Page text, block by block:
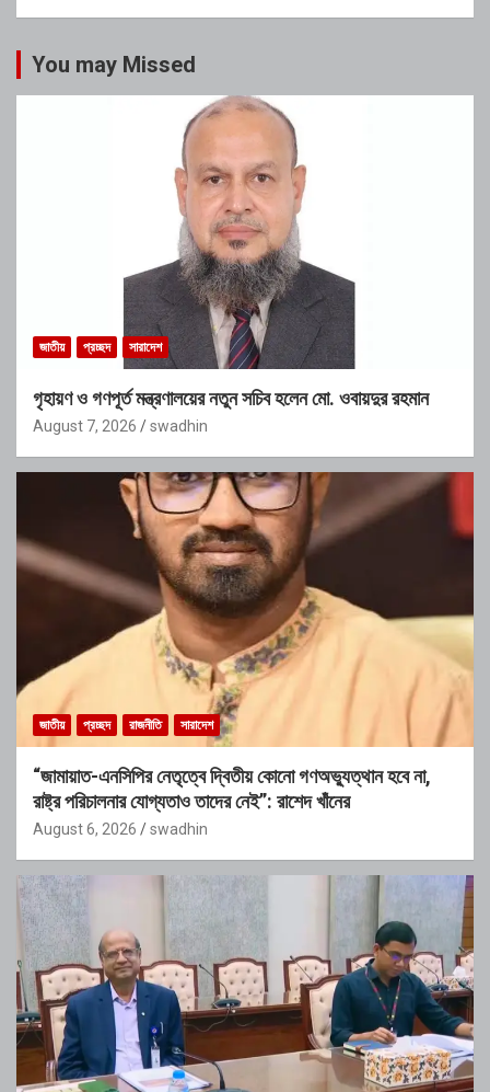
You may Missed
জাতীয় প্রচ্ছদ সারাদেশ
গৃহায়ণ ও গণপূর্ত মন্ত্রণালয়ের নতুন সচিব হলেন মো. ওবায়দুর রহমান
August 7, 2026 swadhin
জাতীয় প্রচ্ছদ রাজনীতি সারাদেশ
“জামায়াত-এনসিপির নেতৃত্বে দ্বিতীয় কোনো গণঅভ্যুত্থান হবে না,
রাষ্ট্র পরিচালনার যোগ্যতাও তাদের নেই”: রাশেদ খাঁনের
August 6, 2026 swadhin